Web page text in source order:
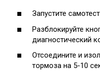
Запустите
Разблокируйте
диагностический
Отсоедините и
тормоза на 5-10